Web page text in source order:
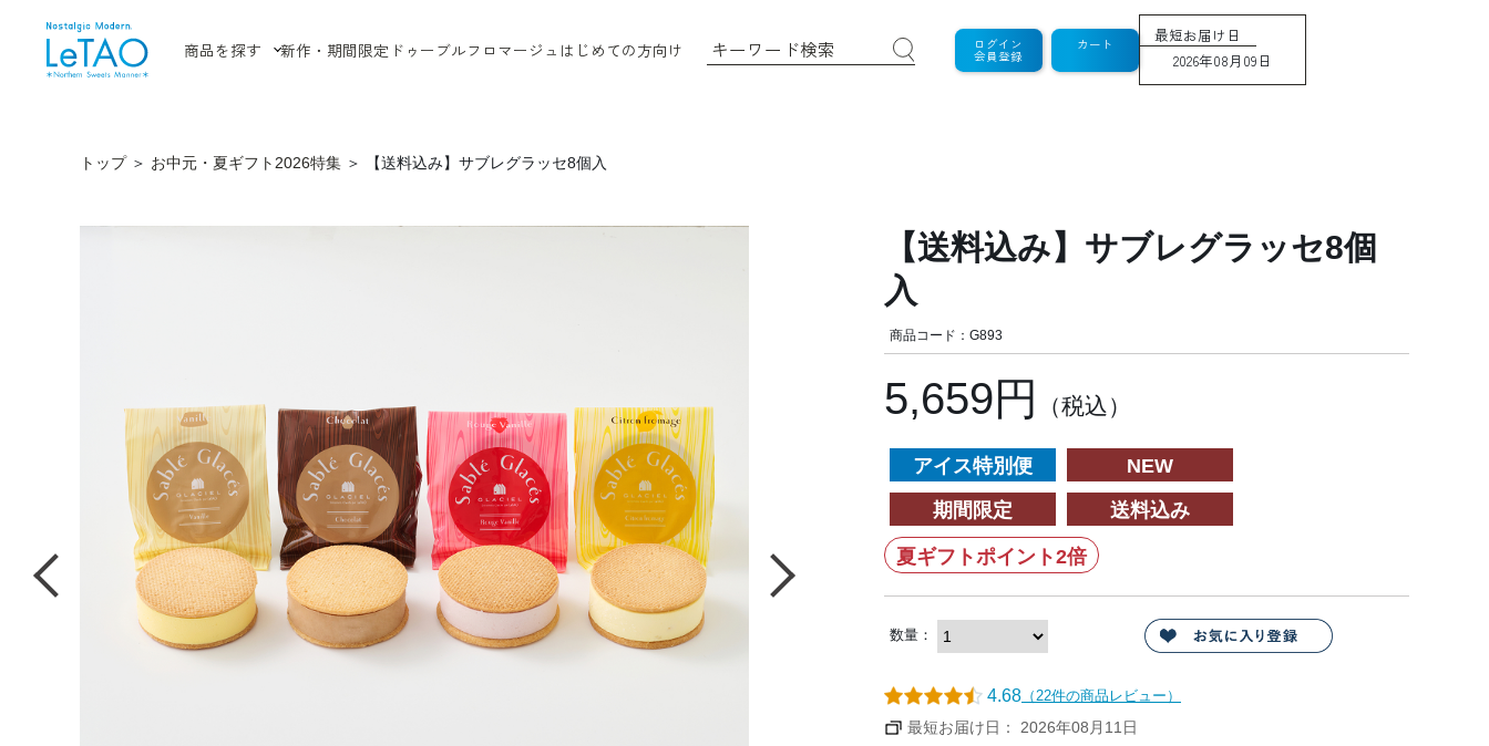
商品を探す 新作・期間限定 ドゥーブルフロマージュ はじめての方向け ログイン
会員登録
カート
最短お届け日
2026年08月09日
トップ ＞ お中元・夏ギフト2026特集 ＞ 【送料込み】サブレグラッセ8個入
【送料込み】サブレグラッセ8個
入
商品コード：G893
5,659円 （税込）
アイス特別便
NEW
期間限定
送料込み
夏ギフトポイント2倍
数量：
4.68 （22件の商品レビュー）
最短お届け日： 2026年08月11日